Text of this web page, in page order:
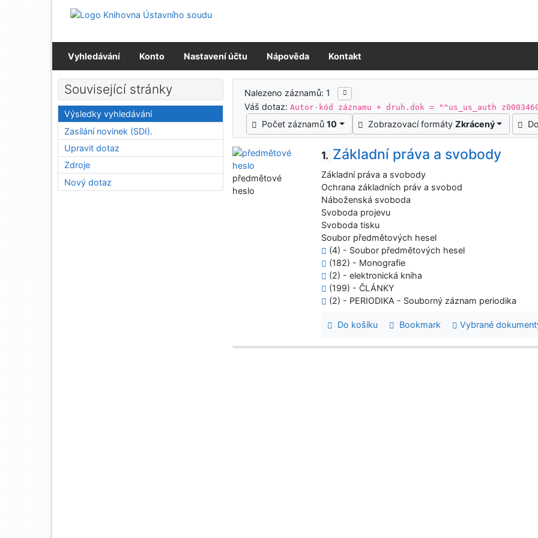
Přejít na menu
Vyhledávání Konto Nastavení účtu Nápověda Kontakt
Výsledky vyhledávání
Nalezeno záznamů: 1
Váš dotaz:Autor-kód záznamu + druh.dok = "^us_us_auth
Počet záznamů10 Zobrazovací formáty Zkrácený
1. Základní práva a svobody
Základní práva a svobody
Ochrana základních práv a svobod
Náboženská svoboda
Svoboda projevu
Svoboda tisku
Soubor předmětových hesel
(4) - Soubor předmětových hesel
(182) - Monografie
(2) - elektronická kniha
(199) - ČLÁNKY
(2) - PERIODIKA - Souborný záznam periodika
Do košíku Bookmark Vybrané
předmětové
heslo
Související stránky
Výsledky vyhledávání
Zasílání novinek (SDI).
Upravit dotaz
Zdroje
Nový dotaz